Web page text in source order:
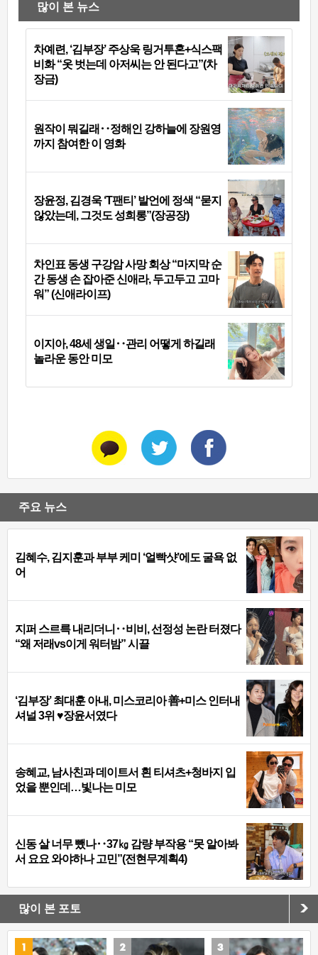
많이 본 뉴스
차예련, ‘김부장’ 주상욱 링거투혼+식스팩
비화 “옷 벗는데 아저씨는 안 된다고”(차
장금)
원작이 뭐길래‥정해인 강하늘에 장원영
까지 참여한 이 영화
장윤정, 김경욱 ‘T팬티’ 발언에 정색 “묻지
않았는데, 그것도 성희롱”(장공장)
차인표 동생 구강암 사망 회상 “마지막 순
간 동생 손 잡아준 신애라, 두고두고 고마
워” (신애라이프)
이지아, 48세 생일‥관리 어떻게 하길래
놀라운 동안 미모
주요 뉴스
김혜수, 김지훈과 부부 케미 ‘얼빡샷’에도 굴욕 없
어
지퍼 스르륵 내리더니‥비비, 선정성 논란 터졌다
“왜 저래vs이게 워터밤” 시끌
‘김부장’ 최대훈 아내, 미스코리아 善+미스 인터내
셔널 3위 ♥장윤서였다
송혜교, 남사친과 데이트서 흰 티셔츠+청바지 입
었을 뿐인데…빛나는 미모
신동 살 너무 뺐나‥37㎏ 감량 부작용 “못 알아봐
서 요요 와야하나 고민”(전현무계획4)
많이 본 포토